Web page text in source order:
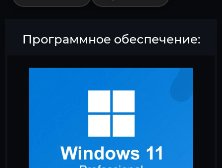
Программное обеспечение: